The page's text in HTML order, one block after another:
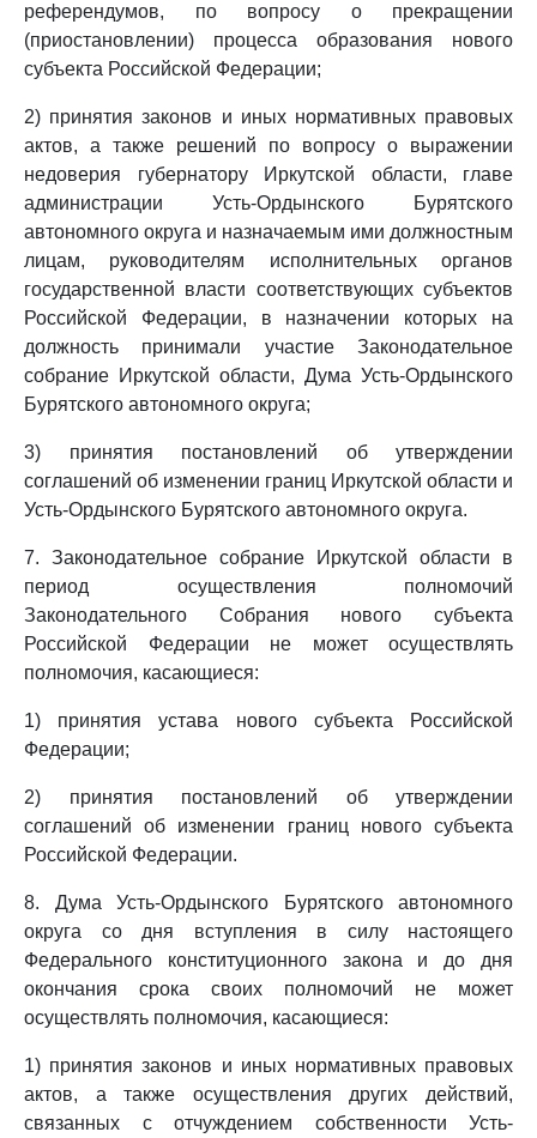
референдумов, по вопросу о прекращении
(приостановлении) процесса образования нового
субъекта Российской Федерации;
2) принятия законов и иных нормативных правовых
актов, а также решений по вопросу о выражении
недоверия губернатору Иркутской области, главе
администрации Усть-Ордынского Бурятского
автономного округа и назначаемым ими должностным
лицам, руководителям исполнительных органов
государственной власти соответствующих субъектов
Российской Федерации, в назначении которых на
должность принимали участие Законодательное
собрание Иркутской области, Дума Усть-Ордынского
Бурятского автономного округа;
3) принятия постановлений об утверждении
соглашений об изменении границ Иркутской области и
Усть-Ордынского Бурятского автономного округа.
7. Законодательное собрание Иркутской области в
период осуществления полномочий
Законодательного Собрания нового субъекта
Российской Федерации не может осуществлять
полномочия, касающиеся:
1) принятия устава нового субъекта Российской
Федерации;
2) принятия постановлений об утверждении
соглашений об изменении границ нового субъекта
Российской Федерации.
8. Дума Усть-Ордынского Бурятского автономного
округа со дня вступления в силу настоящего
Федерального конституционного закона и до дня
окончания срока своих полномочий не может
осуществлять полномочия, касающиеся:
1) принятия законов и иных нормативных правовых
актов, а также осуществления других действий,
связанных с отчуждением собственности Усть-